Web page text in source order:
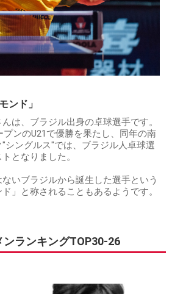
ンド」
は、ブラジル出身の卓球選手です。
ンのU21で優勝を果たし、同年の南
シングルス"では、ブラジル人卓球選
となりました。
いブラジルから誕生した選手という
」と称されることもあるようです。
ランキングTOP30-26